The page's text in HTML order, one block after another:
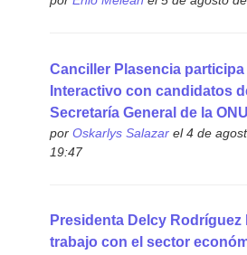
Canciller Plasencia
Interactivo con candidatos
Secretaría General de la ONU
por Oskarlys Salazarel 4 de
19:47
Presidenta Delcy Rodríguez
trabajo con el sector